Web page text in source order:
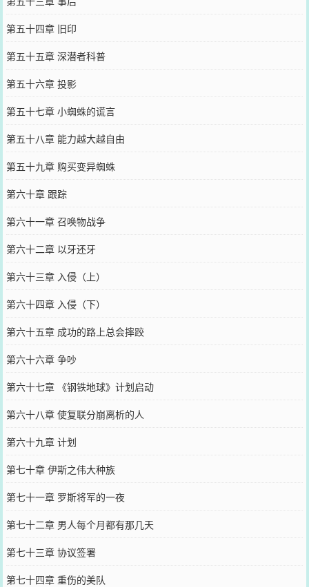
第五十四章 旧印
第五十五章 深潜者科普
第五十六章 投影
第五十七章 小蜘蛛的谎言
第五十八章 能力越大越自由
第五十九章 购买变异蜘蛛
第六十章 跟踪
第六十一章 召唤物战争
第六十二章 以牙还牙
第六十三章 入侵（上）
第六十四章 入侵（下）
第六十五章 成功的路上总会摔跤
第六十六章 争吵
第六十七章 《钢铁地球》计划启动
第六十八章 使复联分崩离析的人
第六十九章 计划
第七十章 伊斯之伟大种族
第七十一章 罗斯将军的一夜
第七十二章 男人每个月都有那几天
第七十三章 协议签署
第七十四章 重伤的美队